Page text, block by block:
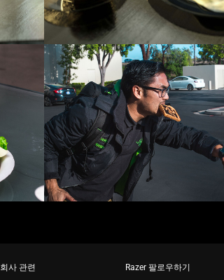
회사 관련 Razer 팔로우하기